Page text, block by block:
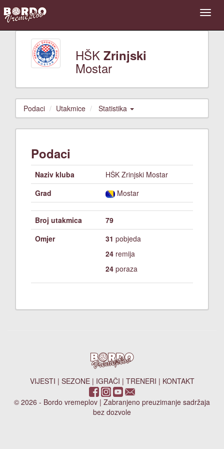
HŠK Zrinjski
Mostar
Podaci Utakmice Statistika
Podaci
Naziv kluba
HŠK Zrinjski Mostar
Grad
Mostar
Broj utakmica
79
Omjer
31 pobjeda
24 remija
24 poraza
VIJESTI | SEZONE| IGRAČI | TRENERI | KONTAKT
© 2026 - Bordo vremeplov | Zabranjeno preuzimanje sadržaja
bez dozvole